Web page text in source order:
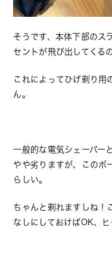
そうです、本体下部のス
セントが飛び出してくる
これによってひげ剃り用
ん。
一般的な電気シェーバー
やや劣りますが、このポ
らしい。
ちゃんと剃れますしね！
なしにしておけばOK、